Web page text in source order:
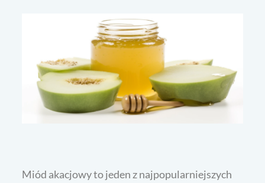
Miód akacjowy to jeden z najpopularniejszych